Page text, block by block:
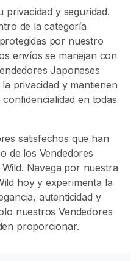
privacidad y seguridad.
de la categoría
por nuestro
envíos se manejan con
Japoneses
privacidad y mantienen
en todas
satisfechos que han
de los Vendedores
Navega por nuestra
hoy y experimenta la
autenticidad y
nuestros Vendedores
proporcionar.